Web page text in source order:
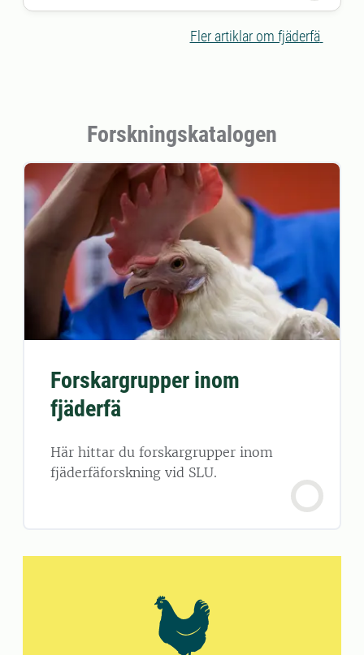
till att nära 2,4 miljoner fjäderfän har
Fler artiklar om fjäderfä
Forskningskatalogen
Forskargrupper inom
fjäderfä
Här hittar du forskargrupper inom
fjäderfäforskning vid SLU.